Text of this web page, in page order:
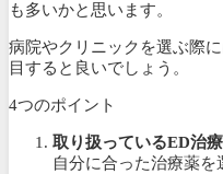
も多いかと思います。
病院やクリニックを選ぶ際
目すると良いでしょう。
4つのポイント
取り扱っているED治
自分に合った治療薬を